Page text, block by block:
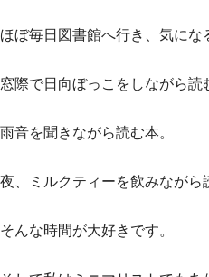
ほぼ毎日図書館へ行き、気にな
窓際で日向ぼっこをしながら読
雨音を聞きながら読む本。
夜、ミルクティーを飲みながら
そんな時間が大好きです。